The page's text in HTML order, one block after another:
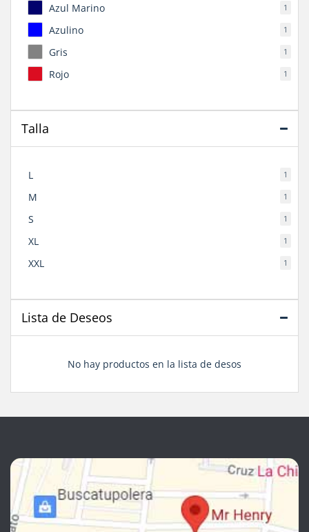
Azul Marino 1
Azulino 1
Gris 1
Rojo 1
Talla
L 1
M 1
S 1
XL 1
XXL 1
Lista de Deseos
No hay productos en la lista de desos